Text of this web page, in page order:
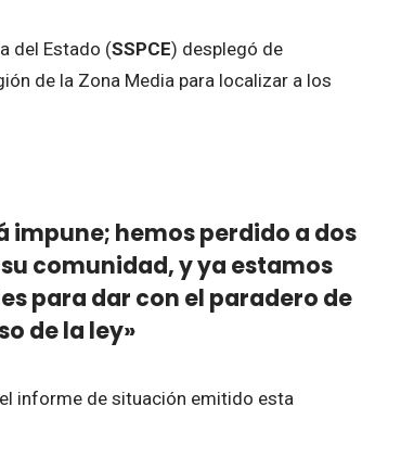
del Estado (SSPCE) desplegó de
de la Zona Media para localizar a los
impune; hemos perdido a dos
comunidad, y ya estamos
para dar con el paradero de
de la ley»
informe de situación emitido esta